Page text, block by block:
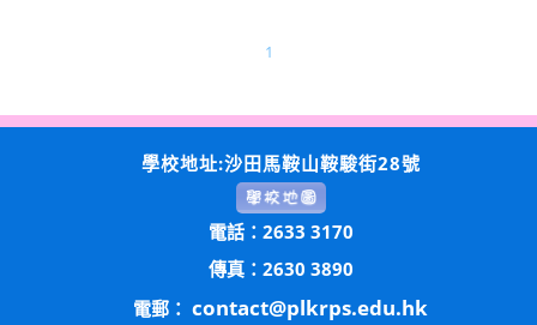
1
學校地址:沙田馬鞍山鞍駿街28號
電話：2633 3170
傳真：2630 3890
電郵： contact@plkrps.edu.hk